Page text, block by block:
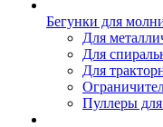
Бегунки для
Для
Для
Для
Пуллеры для